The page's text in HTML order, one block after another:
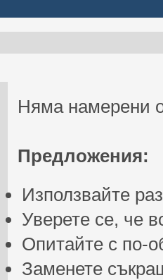
Няма намерени
Предложения:
Използвайте
Уверете се, че
Опитайте с по-
Заменете